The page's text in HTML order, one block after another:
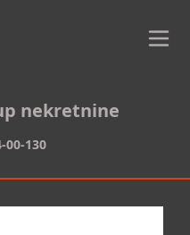
nekretnine
00-130